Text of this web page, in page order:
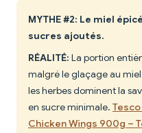
MYTHE #2: Le miel
sucres ajoutés.
RÉALITÉ: La portion
malgré le glaçage au
les herbes dominent la
en sucre minimale.
Chicken Wings 900g –